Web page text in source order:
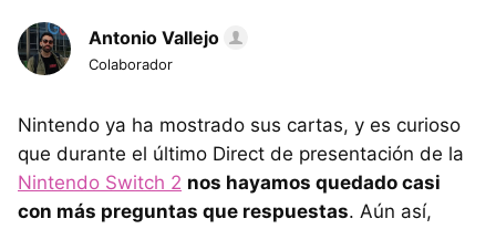
Antonio Vallejo
Colaborador
Nintendo ya ha mostrado sus cartas, y es curioso
que durante el último Direct de presentación de la
Nintendo Switch 2 nos hayamos quedado casi
con más preguntas que respuestas. Aún así,